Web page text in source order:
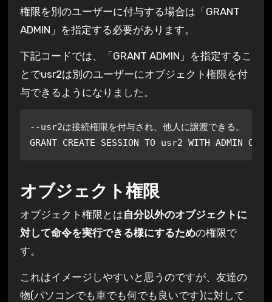
権限を別のユーザーに付与する場合は「GRANT
ADMIN」を指定する必要があります。
下記コードでは、「GRANT ADMIN」を指定するこ
とでusr2は別のユーザーにオブジェクト権限を付
与できるようになりました。
--usr2は接続権限を付与され、他人に譲渡できる。
GRANT CREATE SESSION TO usr2 WITH ADMIN
オブジェクト権限
オブジェクト権限とは自分以外のオブジェクトに
対して命令を実行できる様にするための権限で
す。
これはイメージしやすいと思うのですが、友達の
物(パソコンでも車でも何でも良いです)に対して